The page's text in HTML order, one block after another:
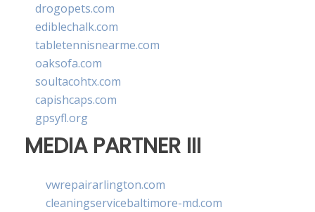
drogopets.com
ediblechalk.com
tabletennisnearme.com
oaksofa.com
soultacohtx.com
capishcaps.com
gpsyfl.org
MEDIA PARTNER III
vwrepairarlington.com
cleaningservicebaltimore-md.com